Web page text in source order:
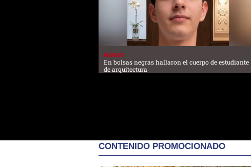
MUNDO
En bolsas negras hallaron el cuerpo de estudiante
de arquitectura
CONTENIDO PROMOCIONADO